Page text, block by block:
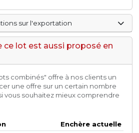
sur l'exportation
ce lot est aussi proposé en
combinés" offre à nos clients un
une offre sur un certain nombre
vous souhaitez mieux comprendre
Enchère actuelle